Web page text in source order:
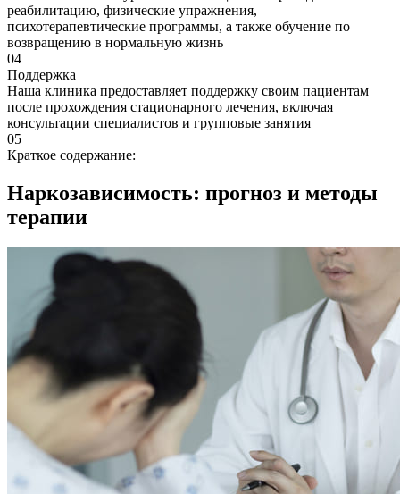
реабилитацию, физические упражнения,
психотерапевтические программы, а также обучение по
возвращению в нормальную жизнь
04
Поддержка
Наша клиника предоставляет поддержку своим пациентам
после прохождения стационарного лечения, включая
консультации специалистов и групповые занятия
05
Краткое содержание:
Наркозависимость: прогноз и методы
терапии